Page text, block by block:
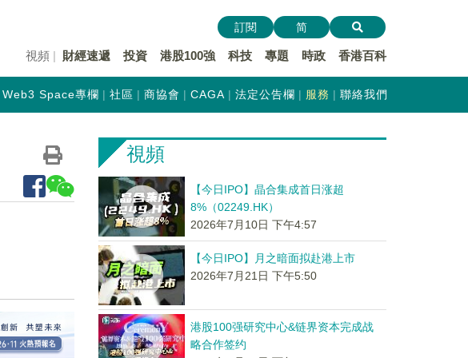
視頻 財經速遞 投資 港股100強 科技 專題 時政 香港百科
訂閱 简
Web3 Space專欄 社區 商協會 CAGA 法定公告欄 服務 聯絡我們
視頻
【今日IPO】晶合集成首日涨超
8%（02249.HK）
2026年7月10日 下午4:57
【今日IPO】月之暗面拟赴港上市
2026年7月21日 下午5:50
港股100强研究中心&链界资本完成战
略合作签约